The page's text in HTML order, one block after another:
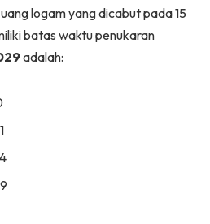
logam yang dicabut pada 15
batas waktu penukaran
adalah: